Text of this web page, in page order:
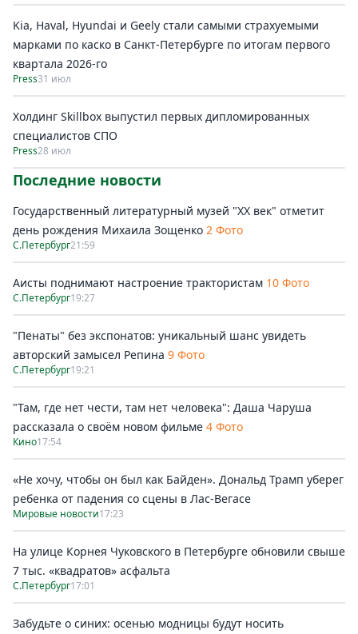
Kia, Haval, Hyundai и Geely стали самыми страхуемыми
марками по каско в Санкт-Петербурге по итогам первого
квартала 2026-го
Press31 июл
Холдинг Skillbox выпустил первых дипломированных
специалистов СПО
Press28 июл
Последние новости
Государственный литературный музей "ХХ век" отметит
день рождения Михаила Зощенко 2 Фото
С.Петербург21:59
Аисты поднимают настроение трактористам 10 Фото
С.Петербург19:27
"Пенаты" без экспонатов: уникальный шанс увидеть
авторский замысел Репина 9 Фото
С.Петербург19:21
"Там, где нет чести, там нет человека": Даша Чаруша
рассказала о своём новом фильме 4 Фото
Кино17:54
«Не хочу, чтобы он был как Байден». Дональд Трамп уберег
ребенка от падения со сцены в Лас-Вегасе
Мировые новости17:23
На улице Корнея Чуковского в Петербурге обновили свыше
7 тыс. «квадратов» асфальта
С.Петербург17:01
Забудьте о синих: осенью модницы будут носить